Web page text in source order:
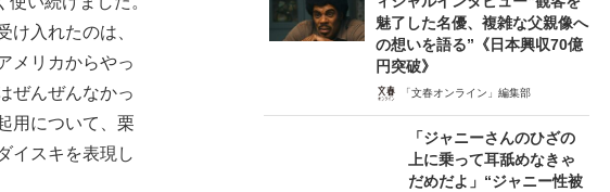
入れたのは、
メリカからやっ
ぜんぜんなかっ
用について、栗
イスキを表現し
魅了した名優、複雑な父親像へ
の想いを語る”《日本興収70億
円突破》
「文春オンライン」編集部
「ジャニーさんのひざの
上に乗って耳舐めなきゃ
だめだよ」“ジャニー性被